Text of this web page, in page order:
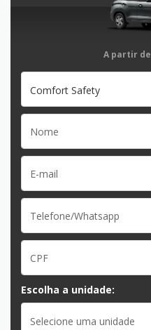
A partir de
Comfort Safety
Escolha a unidade:
Selecione uma unidade